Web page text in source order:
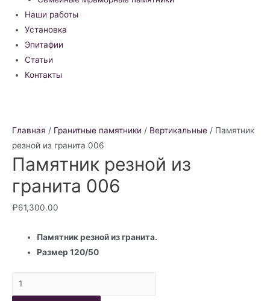
Наши работы
Установка
Эпитафии
Статьи
Контакты
Главная / Гранитные памятники / Вертикальные / Памятник
резной из гранита 006
Памятник резной из
гранита 006
₽61,300.00
Памятник резной из гранита.
Размер 120/50
Количество
товара